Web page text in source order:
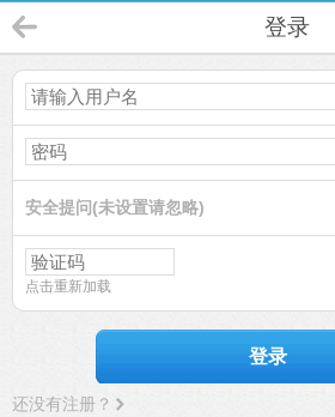
登录
安全提问(未设置请忽略)
点击重新加载
登录
还没有注册？